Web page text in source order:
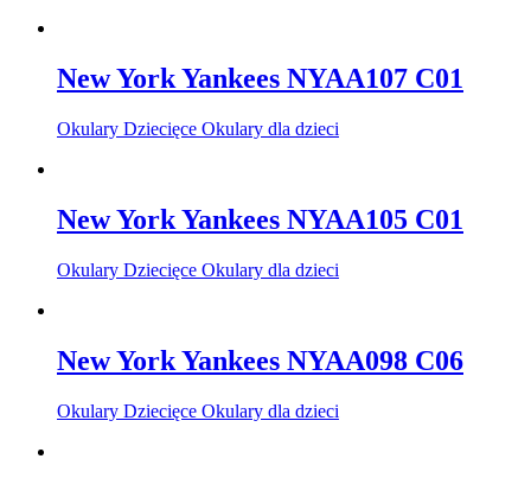
New York Yankees NYAA107 C01
Okulary Dziecięce Okulary dla dzieci
New York Yankees NYAA105 C01
Okulary Dziecięce Okulary dla dzieci
New York Yankees NYAA098 C06
Okulary Dziecięce Okulary dla dzieci